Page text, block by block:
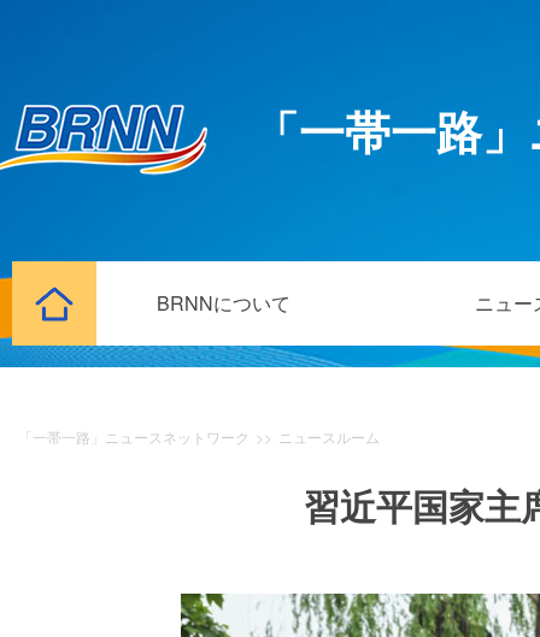
「一帯一路
BRNNについて ニュー
「一帯一路」ニュースネットワーク >> ニュースルーム
習近平国家主